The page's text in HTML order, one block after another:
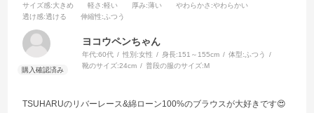
サイズ感:大きめ 軽さ :軽い 厚み:薄い やわらかさ :やわらかい
透け感:透ける 伸縮性:ふつう
ヨコウペンちゃん
年代:60代 性別:女性 身長:151～155cm 体型: ふつう
靴のサイズ:24cm 普段の服のサイズ:M
TSUHARUのリバーレース&綿ローン100%のブラウスが大好きです😍